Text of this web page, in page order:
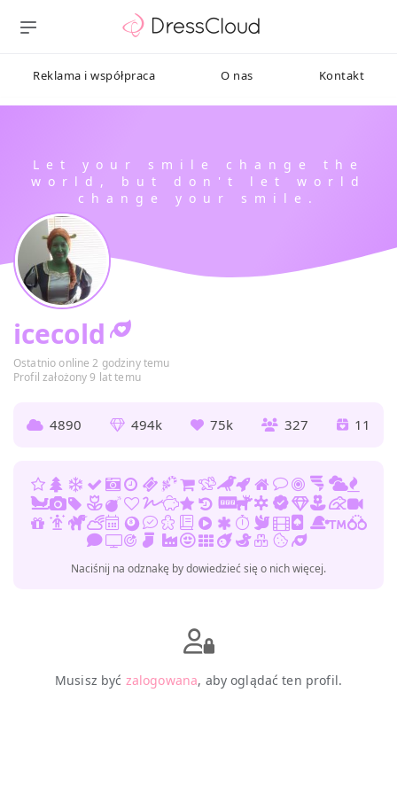
Reklama i współpraca O nas Kontakt
icecold
Ostatnio online 2 godziny temu
Profil założony 9 lat temu
4890 494k 75k 327 11
Naciśnij na odznakę by dowiedzieć się o nich więcej.
Musisz być zalogowana, aby oglądać ten profil.